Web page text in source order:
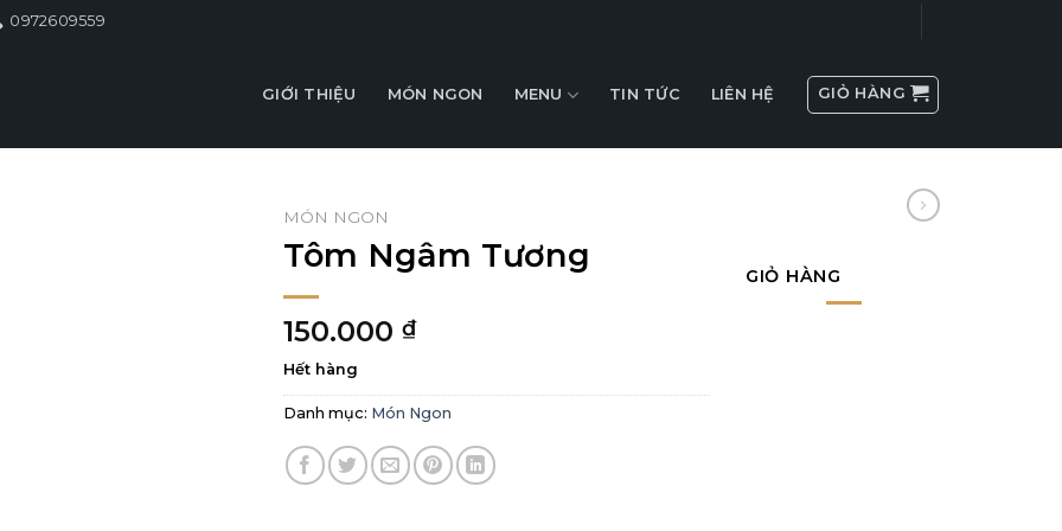
0972609559
GIỚI THIỆU MÓN NGON MENU TIN TỨC LIÊN HỆ GIỎ HÀNG
MÓN NGON
Tôm Ngâm Tương
150.000 ₫
Hết hàng
Danh mục: Món Ngon
GIỎ HÀNG